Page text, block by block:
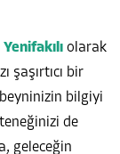
olarak
şaşırtıcı bir
bilgiyi
de
geleceğin